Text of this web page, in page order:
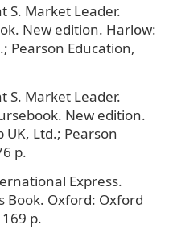
S. Market Leader.
New edition. Harlow:
Pearson Education,
S. Market Leader.
New edition.
Ltd.; Pearson
p.
Express.
Book. Oxford: Oxford
p.